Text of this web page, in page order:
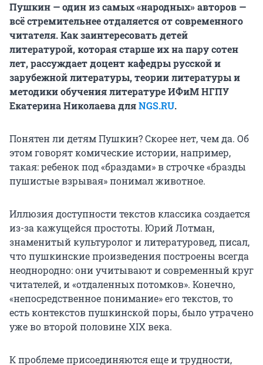
Пушкин — один из самых «народных» авторов —
всё стремительнее отдаляется от современного
читателя. Как заинтересовать детей
литературой, которая старше их на пару сотен
лет, рассуждает доцент кафедры русской и
зарубежной литературы, теории литературы и
методики обучения литературе ИФиМ НГПУ
Екатерина Николаева дляNGS.RU.
Понятен ли детям Пушкин? Скорее нет, чем да. Об
этом говорят комические истории, например,
такая: ребенок под «браздами» в строчке «бразды
пушистые взрывая» понимал животное.
Иллюзия доступности текстов классика создается
из-за кажущейся простоты. Юрий Лотман,
знаменитый культуролог и литературовед, писал,
что пушкинские произведения построены всегда
неоднородно: они учитывают и современный круг
читателей, и «отдаленных потомков». Конечно,
«непосредственное понимание» его текстов, то
есть контекстов пушкинской поры, было утрачено
уже во второй половине XIX века.
К проблеме присоединяются еще и трудности,